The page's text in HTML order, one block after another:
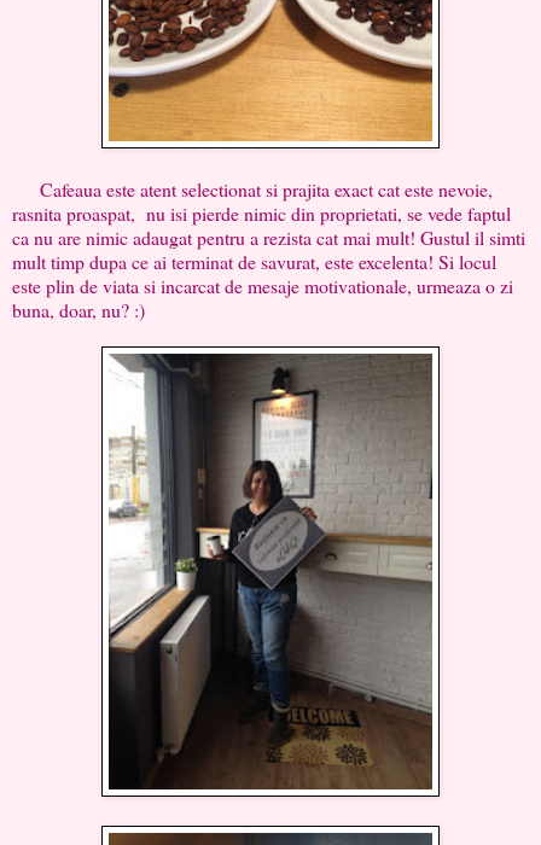
Cafeaua este atent selectionat si prajita exact cat este nevoie,
rasnita proaspat, nu isi pierde nimic din proprietati, se vede faptul
ca nu are nimic adaugat pentru a rezista cat mai mult! Gustul il simti
mult timp dupa ce ai terminat de savurat, este excelenta! Si locul
este plin de viata si incarcat de mesaje motivationale, urmeaza o zi
buna, doar, nu? :)